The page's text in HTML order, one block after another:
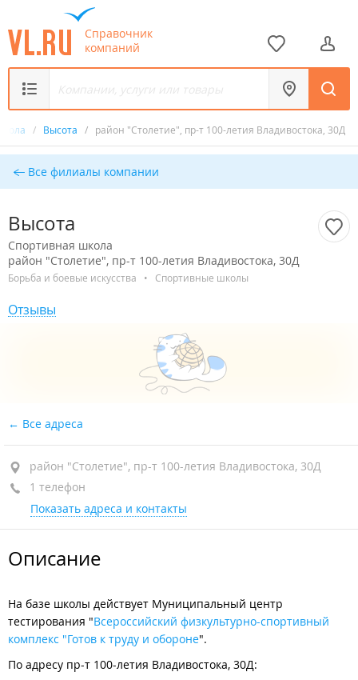
Справочник
компаний
/ Высота / район "Столетие", пр-т 100-летия Владивостока, 30Д
Все филиалы компании
Высота
Спортивная школа
район "Столетие", пр-т 100-летия Владивостока, 30Д
Борьба и боевые искусства • Спортивные школы
Отзывы
Все адреса
район "Столетие", пр-т 100-летия Владивостока, 30Д
1 телефон
Показать адреса и контакты
Описание
На базе школы действует Муниципальный центр
тестирования "Всероссийский физкультурно-спортивный
комплекс "Готов к труду и обороне".
По адресу пр-т 100-летия Владивостока, 30Д: